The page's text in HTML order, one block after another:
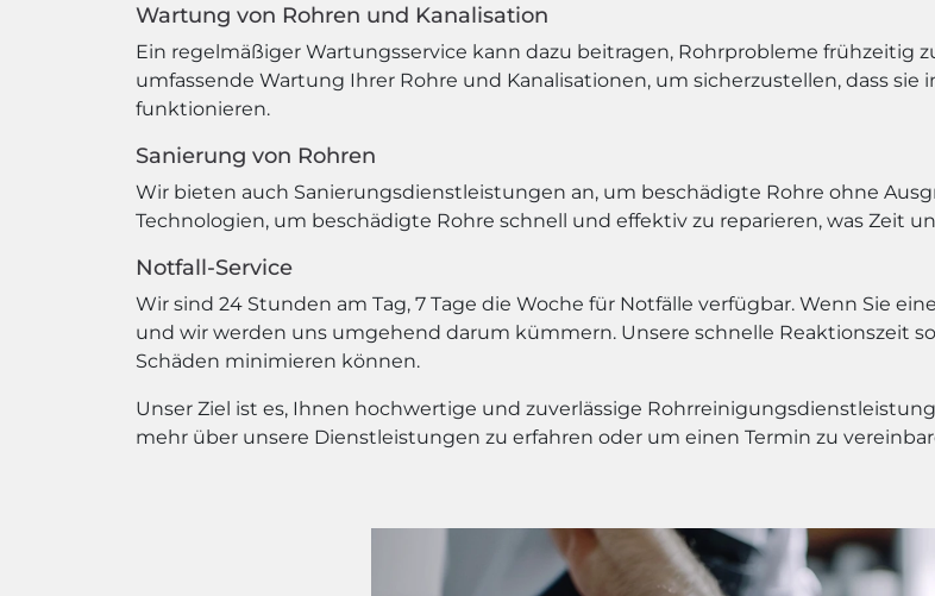
Wartung von Rohren und Kanalisation
Ein regelmäßiger Wartungsservice kann dazu beitragen, Rohrprobleme frühzeitig
umfassende Wartung Ihrer Rohre und Kanalisationen, um sicherzustellen, dass
funktionieren.
Sanierung von Rohren
Wir bieten auch Sanierungsdienstleistungen an, um beschädigte Rohre ohne
Technologien, um beschädigte Rohre schnell und effektiv zu reparieren, was Zeit
Notfall-Service
Wir sind 24 Stunden am Tag, 7 Tage die Woche für Notfälle verfügbar. Wenn Sie
und wir werden uns umgehend darum kümmern. Unsere schnelle Reaktionszeit
Schäden minimieren können.
Unser Ziel ist es, Ihnen hochwertige und zuverlässige
mehr über unsere Dienstleistungen zu erfahren oder um einen Termin zu